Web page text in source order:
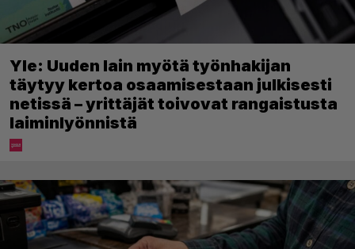
Yle: Uuden lain myötä työnhakijan
täytyy kertoa osaamisestaan julkisesti
netissä – yrittäjät toivovat rangaistusta
laiminlyönnistä